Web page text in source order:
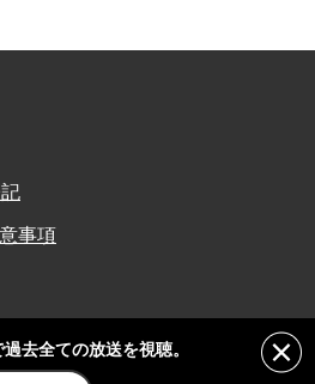
事項
rights reserved.
過去全ての放送を視聴。